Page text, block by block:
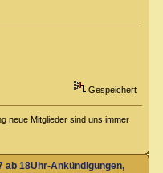
Gespeichert
neue Mitglieder sind uns immer
ab 18Uhr-Ankündigungen,